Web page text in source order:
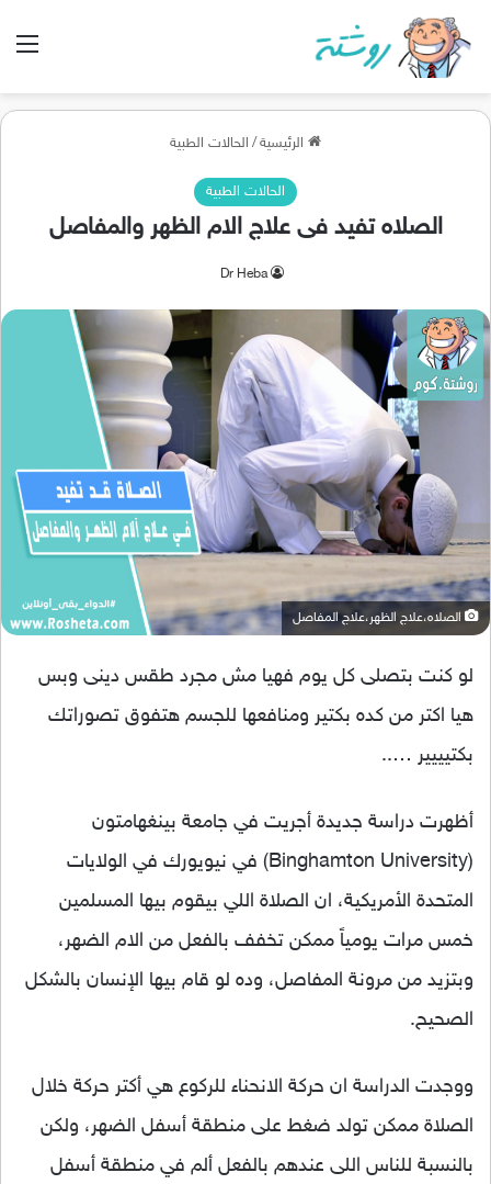
الرئيسية/ الحالات الطبية
الحالات الطبية
الصلاه تفيد فى علاج الام الظهر والمفاصل
Dr Heba
الصلاه،علاج الظهر،علاج المفاصل
لو كنت بتصلى كل يوم فهيا مش مجرد طقس دينى وبس
هيا اكتر من كده بكتير ومنافعها للجسم هتفوق تصوراتك
بكتيييير …..
أظهرت دراسة جديدة أجريت في جامعة بينغهامتون
(Binghamton University) في نيويورك في الولايات
المتحدة الأمريكية، ان الصلاة اللي بيقوم بيها المسلمين
خمس مرات يومياً ممكن تخفف بالفعل من الام الضهر،
وبتزيد من مرونة المفاصل، وده لو قام بيها الإنسان بالشكل
الصحيح.
ووجدت الدراسة ان حركة الانحناء للركوع هي أكتر حركة خلال
الصلاة ممكن تولد ضغط على منطقة أسفل الضهر، ولكن
بالنسبة للناس اللى عندهم بالفعل ألم في منطقة أسفل